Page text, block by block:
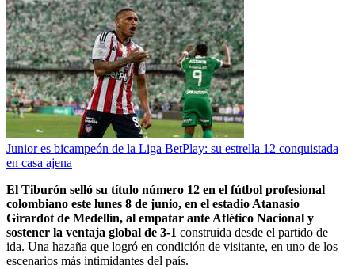
Junior es bicampeón de la Liga BetPlay: su estrella 12 conquistada
en casa ajena
El Tiburón selló su título número 12 en el fútbol profesional
colombiano este lunes 8 de junio, en el estadio Atanasio
Girardot de Medellín, al empatar ante Atlético Nacional y
sostener la ventaja global de 3-1 construida desde el partido de
ida. Una hazaña que logró en condición de visitante, en uno de los
escenarios más intimidantes del país.